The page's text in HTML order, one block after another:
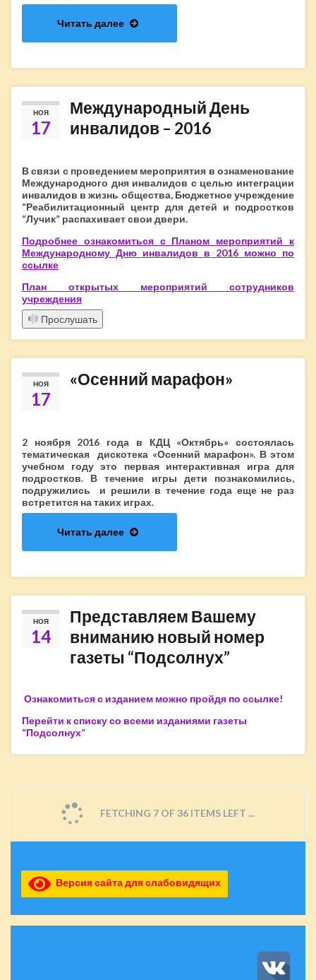
Читать далее
НОЯ
17
Международный День
инвалидов – 2016
В связи с проведением мероприятия в ознаменование
Международного дня инвалидов с целью интеграции
инвалидов в жизнь общества, Бюджетное учреждение
“Реабилитационный центр для детей и подростков
“Лучик” распахивает свои двери.
Подробнее ознакомиться с Планом мероприятий к
Международному Дню инвалидов в 2016 можно по
ссылке
План открытых мероприятий сотрудников
учреждения
Прослушать
НОЯ
17
«Осенний марафон»
2 ноября 2016 года в КДЦ «Октябрь» состоялась
тематическая дискотека «Осенний марафон». В этом
учебном году это первая интерактивная игра для
подростков. В течение игры дети познакомились,
подружились и решили в течение года еще не раз
встретится на таких играх.
Читать далее
НОЯ
14
Представляем Вашему
вниманию новый номер
газеты “Подсолнух”
Ознакомиться с изданием можно пройдя по ссылке!
Перейти к списку со всеми изданиями газеты
“Подсолнух”
FETCHING 7 OF 36 ITEMS LEFT ...
Версия сайта для слабовидящих